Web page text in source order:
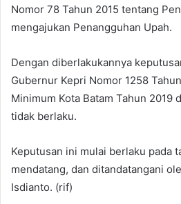
Nomor 78 Tahun 2015 tentang
mengajukan Penangguhan Upah.
Dengan diberlakukannya
Gubernur Kepri Nomor 1258
Minimum Kota Batam Tahun 2019
tidak berlaku.
Keputusan ini mulai berlaku pada
mendatang, dan ditandatangani
Isdianto. (rif)